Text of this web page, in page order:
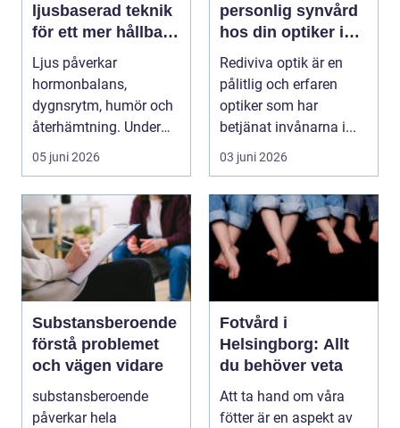
ljusbaserad teknik
för ett mer hållbart
välbefinnande
Ljus påverkar
hormonbalans,
dygnsrytm, humör och
återhämtning. Under
senare år har en ny typ
av prod...
05 juni 2026
personlig synvård
hos din optiker i
Uppsala
Rediviva optik är en
pålitlig och erfaren
optiker som har
betjänat invånarna i...
03 juni 2026
Substansberoende
förstå problemet
och vägen vidare
substansberoende
påverkar hela
Fotvård i
Helsingborg: Allt
du behöver veta
Att ta hand om våra
fötter är en aspekt av